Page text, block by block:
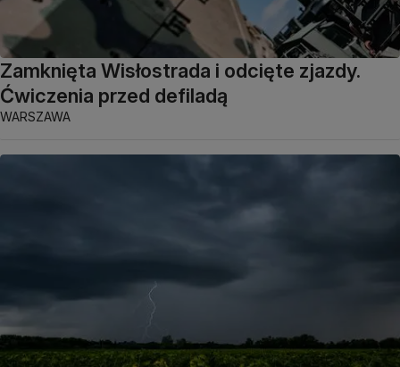
Zamknięta Wisłostrada i odcięte zjazdy.
Ćwiczenia przed defiladą
WARSZAWA